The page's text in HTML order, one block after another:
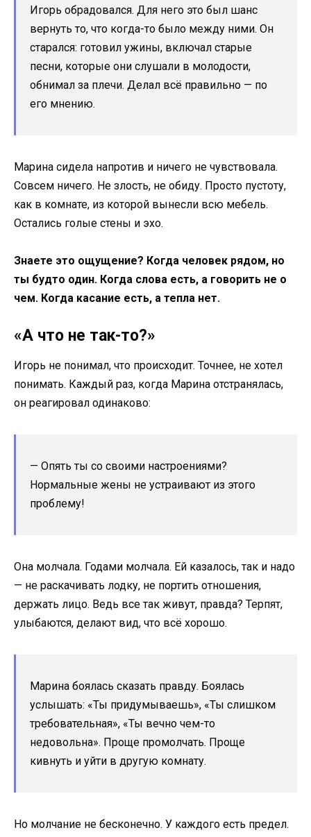
Игорь обрадовался. Для него это был шанс
вернуть то, что когда-то было между ними. Он
старался: готовил ужины, включал старые
песни, которые они слушали в молодости,
обнимал за плечи. Делал всё правильно — по
его мнению.
Марина сидела напротив и ничего не чувствовала.
Совсем ничего. Не злость, не обиду. Просто пустоту,
как в комнате, из которой вынесли всю мебель.
Остались голые стены и эхо.
Знаете это ощущение? Когда человек рядом, но
ты будто один. Когда слова есть, а говорить не о
чем. Когда касание есть, а тепла нет.
«А что не так-то?»
Игорь не понимал, что происходит. Точнее, не хотел
понимать. Каждый раз, когда Марина отстранялась,
он реагировал одинаково:
— Опять ты со своими настроениями?
Нормальные жены не устраивают из этого
проблему!
Она молчала. Годами молчала. Ей казалось, так и надо
— не раскачивать лодку, не портить отношения,
держать лицо. Ведь все так живут, правда? Терпят,
улыбаются, делают вид, что всё хорошо.
Марина боялась сказать правду. Боялась
услышать: «Ты придумываешь», «Ты слишком
требовательная», «Ты вечно чем-то
недовольна». Проще промолчать. Проще
кивнуть и уйти в другую комнату.
Но молчание не бесконечно. У каждого есть предел.